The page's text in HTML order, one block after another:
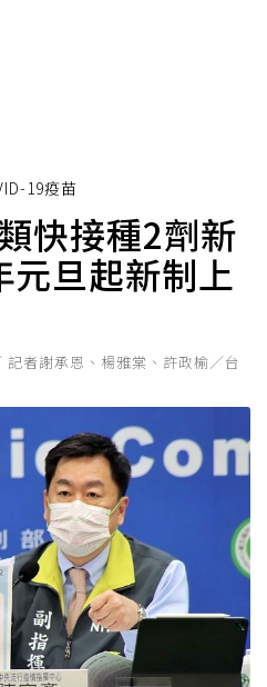
19疫苗
快接種2劑新
元旦起新制上
記者謝承恩、楊雅棠、許政榆／台